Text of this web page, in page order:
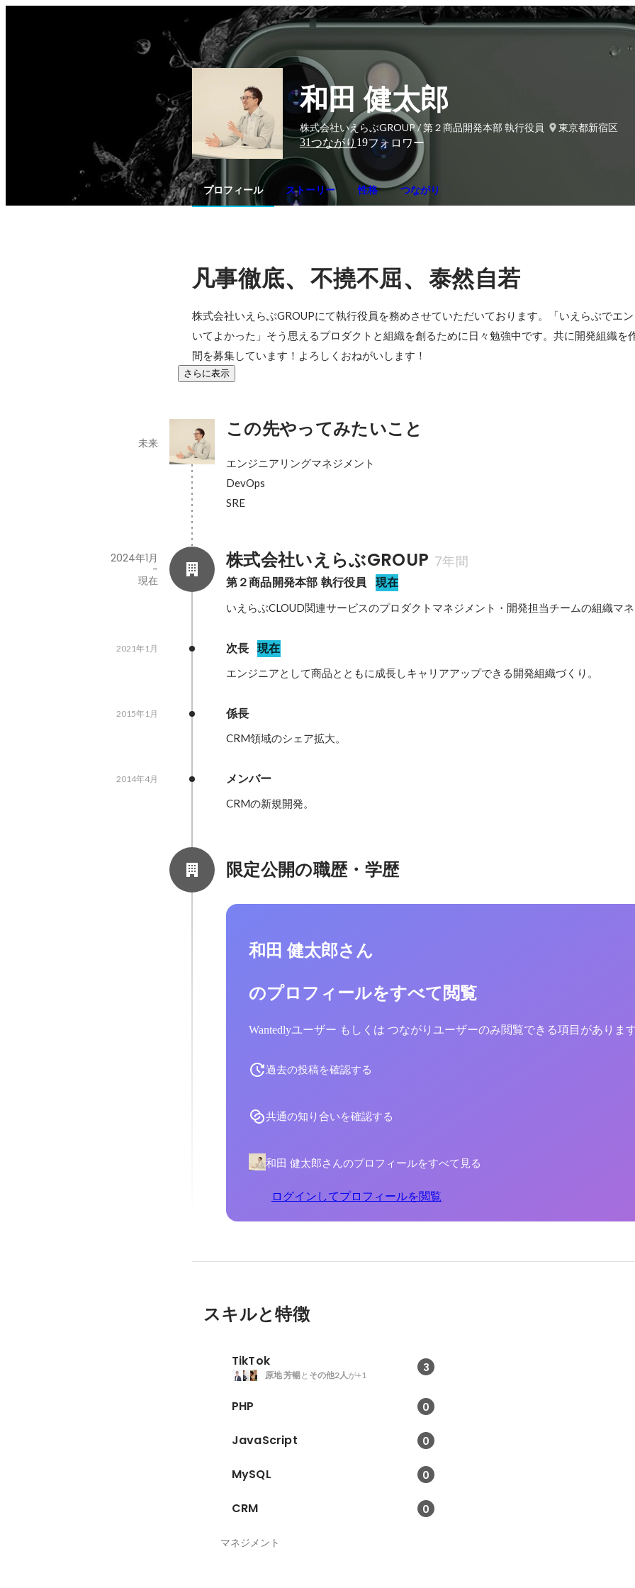
和田 健太郎
株式会社いえらぶGROUP / 第２商品開発本部 執行役員
東京都新宿区
31つながり 19フォロワー
プロフィール ストーリー 性格 つながり
凡事徹底、 不撓不屈、 泰然自若
株式会社いえらぶGROUPにて執行役員を務めさせていただいております。「いえらぶでエ
いてよかった」そう思えるプロダクトと組織を創るために日々勉強中です。共に開発組織を
間を募集しています！よろしくおねがいします！
さらに表示
この先やってみたいこと
未来
エンジニアリングマネジメント
DevOps
SRE
株式会社いえらぶGROUP 7年間
第２商品開発本部 執行役員 現在
2024年1月
-
現在
いえらぶCLOUD関連サービスのプロダクトマネジメント・開発担当チームの組織マ
次長 現在
2021年1月
エンジニアとして商品とともに成長しキャリアアップできる開発組織づくり。
係長
2015年1月
CRM領域のシェア拡大。
メンバー
2014年4月
CRMの新規開発。
限定公開の職歴・学歴
和田 健太郎さん
のプロフィールをすべて閲覧
Wantedlyユーザー もしくは つながりユーザーのみ閲覧できる項目がありま
過去の投稿を確認する
共通の知り合いを確認する
和田 健太郎さんのプロフィールをすべて見る
ログインしてプロフィールを閲覧
スキルと特徴
TikTok 3
原地 芳暢と その他2人が+1
PHP 0
JavaScript 0
MySQL 0
CRM 0
マネジメント